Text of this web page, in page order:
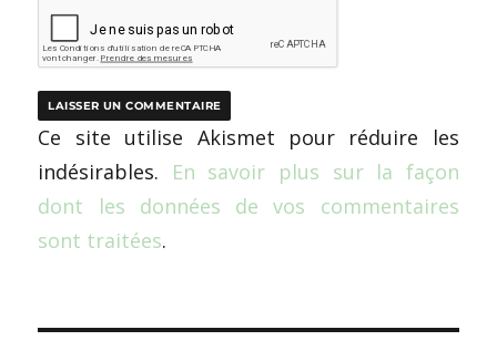
Ce site utilise Akismet pour réduire les
indésirables. En savoir plus sur la façon
dont les données de vos commentaires
sont traitées.